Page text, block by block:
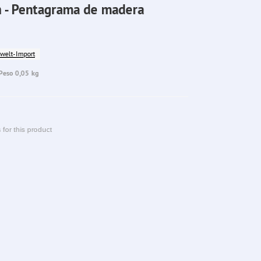
Pentagrama de madera
Import
0,05 kg
for this product